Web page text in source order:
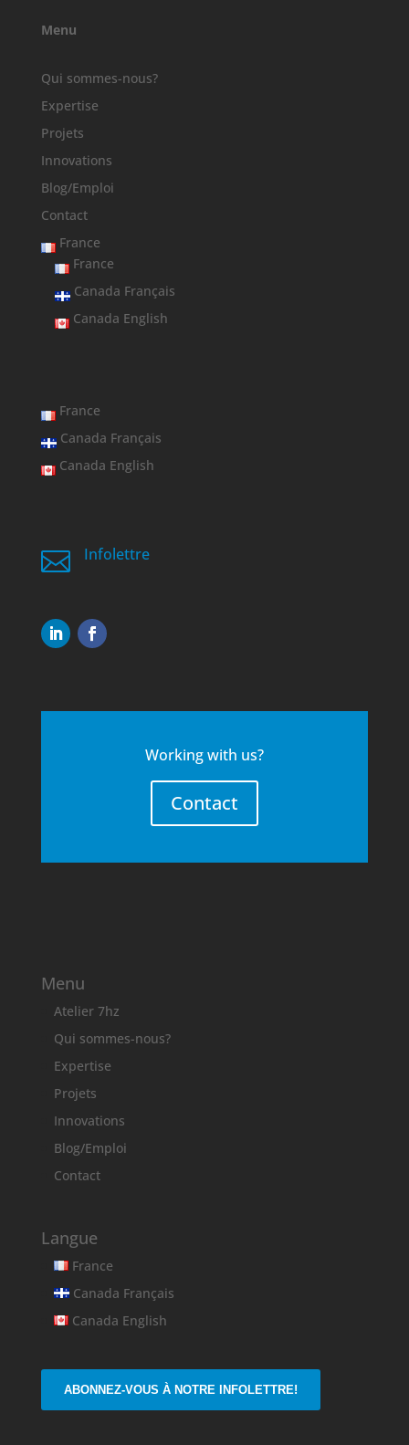
Menu
Qui sommes-nous?
Expertise
Projets
Innovations
Blog/Emploi
Contact
France
France
Canada Français
Canada English
France
Canada Français
Canada English
 Infolettre
Working with us?
Contact
Menu
Atelier 7hz
Qui sommes-nous?
Expertise
Projets
Innovations
Blog/Emploi
Contact
Langue
France
Canada Français
Canada English
ABONNEZ-VOUS À NOTRE INFOLETTRE!